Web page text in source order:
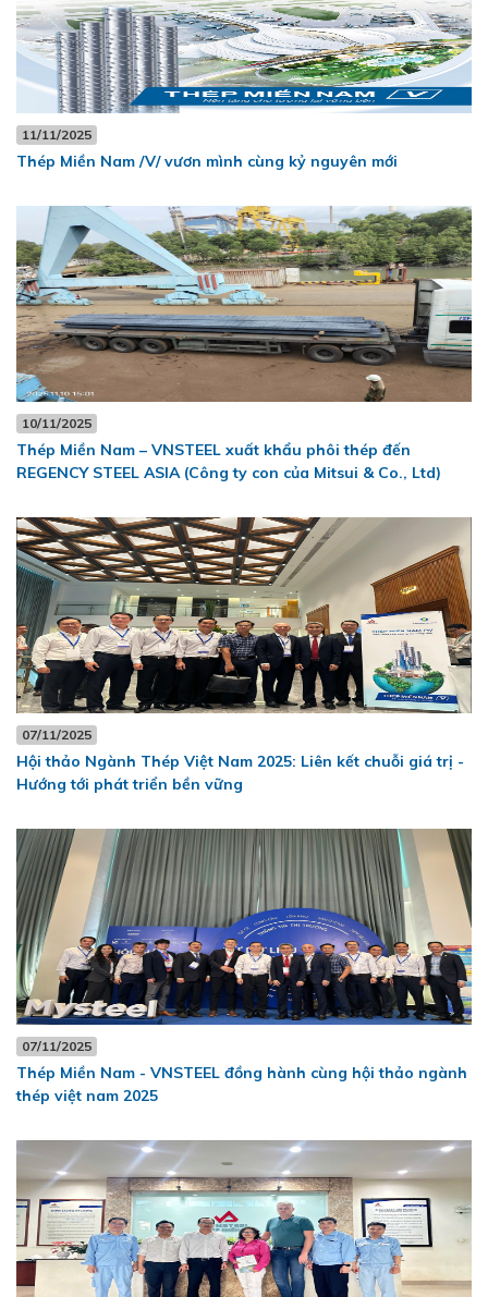
11/11/2025
Thép Miền Nam /V/ vươn mình cùng kỷ nguyên mới
10/11/2025
Thép Miền Nam – VNSTEEL xuất khẩu phôi thép đến
REGENCY STEEL ASIA (Công ty con của Mitsui & Co., Ltd)
07/11/2025
Hội thảo Ngành Thép Việt Nam 2025: Liên kết chuỗi giá trị -
Hướng tới phát triển bền vững
07/11/2025
Thép Miền Nam - VNSTEEL đồng hành cùng hội thảo ngành
thép việt nam 2025